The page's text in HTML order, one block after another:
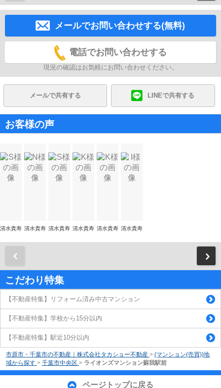
メールでお問い合わせする(無料)
電話でお問い合わせする
現況の確認はお気軽にお問い合わせください。
メールで共有する LINEで共有する
お客様の声
清水貴寿 清水貴寿 清水貴寿 清水貴寿 清水貴寿 清水貴寿
こだわり特集
【不動産特集】リフォーム済み中古マンション
【不動産特集】学校から15分以内
【不動産特集】駅近10分以内
市原市・千葉市の不動産｜株式会社タカショー不動産 > (マンション(売買))地
域から探す > 千葉市中央区 > ライオンズマンション蘇我駅前
ページトップに戻る